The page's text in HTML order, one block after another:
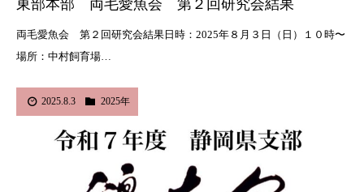
東部本部 両毛愛魚会 第２回研究会結果
両毛愛魚会 第２回研究会結果日時：2025年８月３日（日）１０時〜
場所：中村飼育場…
2025.8.3 2025年